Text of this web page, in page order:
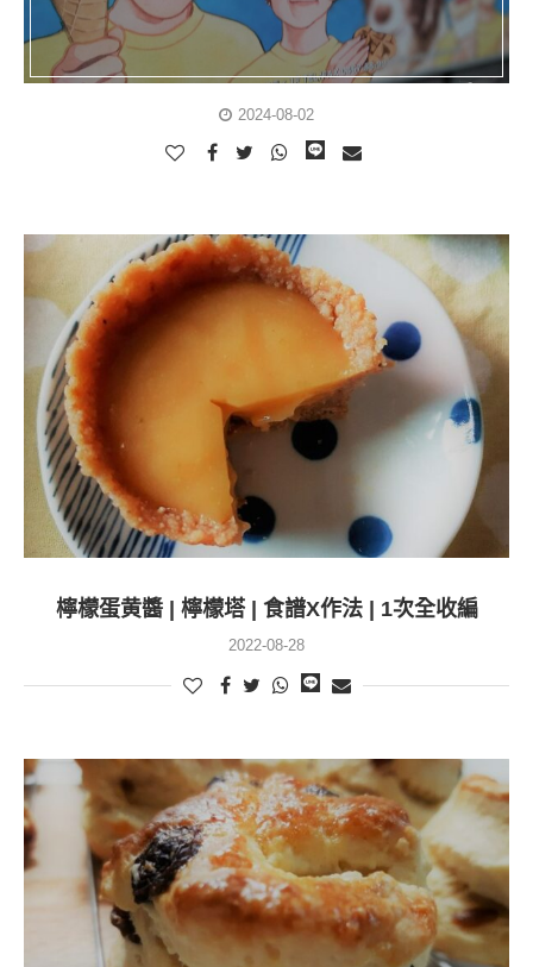
2024-08-02
檸檬蛋黄醬 | 檸檬塔 | 食譜X作法 | 1次全收編
2022-08-28